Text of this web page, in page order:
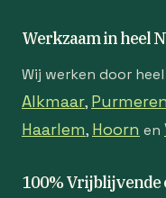
Werkzaam in heel
Wij werken door
Alkmaar,
Haarlem, Hoorn en
100% Vrijblijvende